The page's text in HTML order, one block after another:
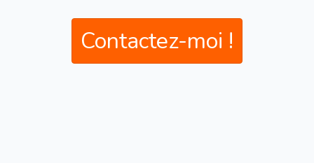
Contactez-moi !